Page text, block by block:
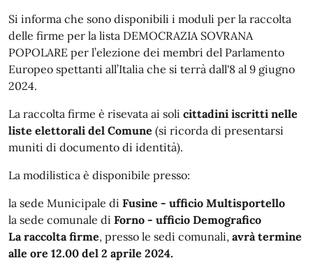
Si informa che sono disponibili i moduli per la raccolta
delle firme per la lista DEMOCRAZIA SOVRANA
POPOLARE per l’elezione dei membri del Parlamento
Europeo spettanti all’Italia che si terrà dall'8 al 9 giugno
2024.
La raccolta firme è risevata ai soli cittadini iscritti nelle
liste elettorali del Comune (si ricorda di presentarsi
muniti di documento di identità).
La modilistica è disponibile presso:
la sede Municipale di Fusine - ufficio Multisportello
la sede comunale di Forno - ufficio Demografico
La raccolta firme, presso le sedi comunali, avrà termine
alle ore 12.00 del 2 aprile 2024.